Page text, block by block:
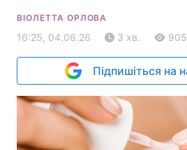
ВІОЛЕТТА ОРЛОВА
16:25, 04.06.26 3 хв.
Підпишіться на